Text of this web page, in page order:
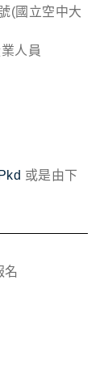
(國立空中大
人員
或是由下
名